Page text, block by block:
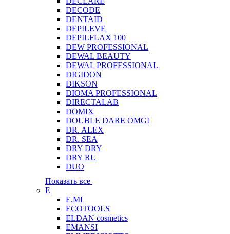
DECODE
DENTAID
DEPILEVE
DEPILFLAX 100
DEW PROFESSIONAL
DEWAL BEAUTY
DEWAL PROFESSIONAL
DIGIDON
DIKSON
DIOMA PROFESSIONAL
DIRECTALAB
DOMIX
DOUBLE DARE OMG!
DR. ALEX
DR. SEA
DRY DRY
DRY RU
DUO
Показать все
E
E.MI
ECOTOOLS
ELDAN cosmetics
EMANSI